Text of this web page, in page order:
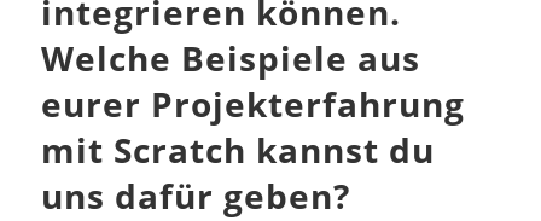
integrieren können.
Welche Beispiele aus
eurer Projekterfahrung
mit Scratch kannst du
uns dafür geben?